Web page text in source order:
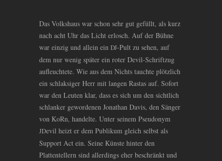
Das Volkshaus war schon sehr gut gefüllt, als kurz
nach acht Uhr das Licht erlosch. Auf der Bühne
war einzig und allein ein DJ-Pult zu sehen, auf
dem nur wenig später ein roter Devil-Schriftzug
aufleuchtete. Wie aus dem Nichts tauchte plötzlich
ein schlaksiger Herr mit langen Rastas auf. Sofort
war den Leuten klar, dass es sich um den sichtlich
schlanker gewordenen Jonathan Davis, den Sänger
von KoRn, handelte. Unter seinem Pseudonym
JDevil heizt er dem Publikum gleich selbst als
Support Act ein. Seine Künste hinter den
Plattentellern sind allerdings eher beschränkt und